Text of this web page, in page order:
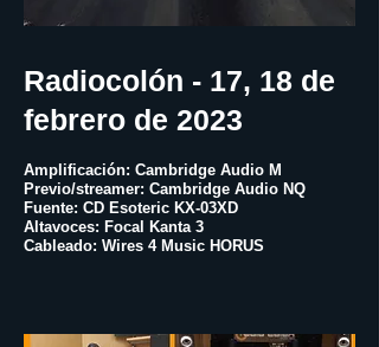
Radiocolón - 17, 18 de
febrero de 2023
Amplificación: Cambridge Audio M
Previo/streamer: Cambridge Audio NQ
Fuente: CD Esoteric KX-03XD
Altavoces: Focal Kanta 3
Cableado: Wires 4 Music HORUS